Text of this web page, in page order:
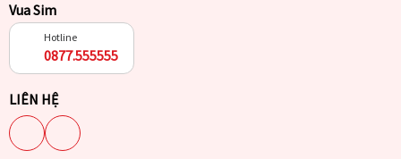
Vua Sim
Hotline
0877.555555
LIÊN HỆ